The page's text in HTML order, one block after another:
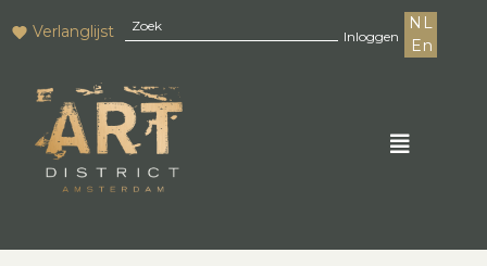
Verlanglijst Inloggen
NL
En